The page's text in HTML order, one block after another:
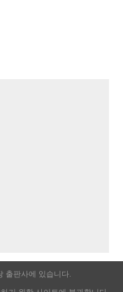
출판사에 있습니다.